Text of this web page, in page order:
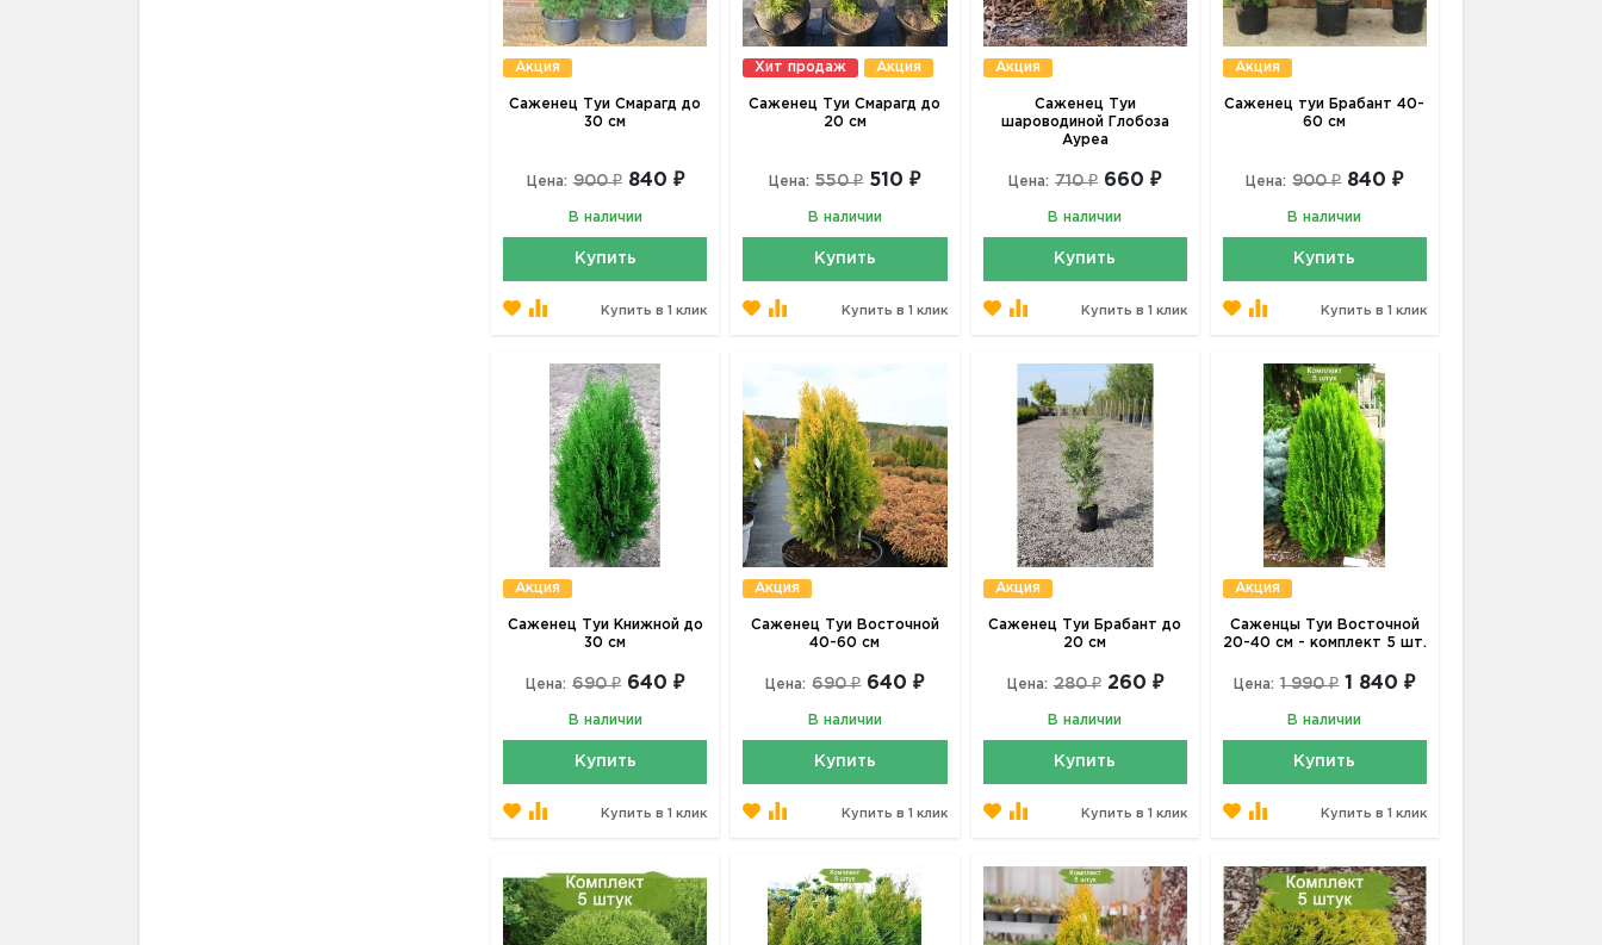
Акция
Саженец Туи Смарагд до
30 см
Цена: 900 ₽ 840 ₽
В наличии
Купить
Купить в 1 клик
Хит продаж Акция
Саженец Туи Смарагд до
20 см
Цена: 550 ₽ 510 ₽
В наличии
Купить
Купить в 1 клик
Акция
Саженец Туи
шароводиной Глобоза
Ауреа
Цена: 710 ₽ 660 ₽
В наличии
Купить
Купить в 1 клик
Акция
Саженец туи Брабант 40-
60 см
Цена: 900 ₽ 840 ₽
В наличии
Купить
Купить в 1 клик
Акция
Саженец Туи Книжной до
30 см
Цена: 690 ₽ 640 ₽
В наличии
Купить
Купить в 1 клик
Акция
Саженец Туи Восточной
40-60 см
Цена: 690 ₽ 640 ₽
В наличии
Купить
Купить в 1 клик
Акция
Саженец Туи Брабант до
20 см
Цена: 280 ₽ 260 ₽
В наличии
Купить
Купить в 1 клик
Акция
Саженцы Туи Восточной
20-40 см - комплект 5 шт.
Цена: 1 990 ₽ 1 840 ₽
В наличии
Купить
Купить в 1 клик